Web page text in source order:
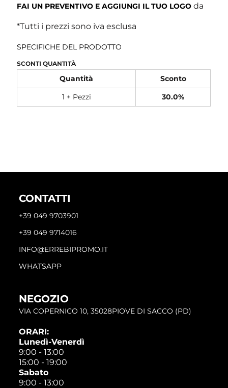
FAI UN PREVENTIVO E AGGIUNGI IL TUO LOGO da
*Tutti i prezzi sono iva esclusa
SPECIFICHE DEL PRODOTTO
SCONTI QUANTITÀ
Quantità
Sconto
1 + Pezzi
30.0%
CONTATTI
+39 049 9703901
+39 049 9714016
INFO@ERREBIPROMO.IT
WHATSAPP
NEGOZIO
VIA COPERNICO 10, 35028PIOVE DI SACCO (PD)
ORARI:
Lunedì-Venerdì
9:00 - 13:00
15:00 - 19:00
Sabato
9:00 - 13:00